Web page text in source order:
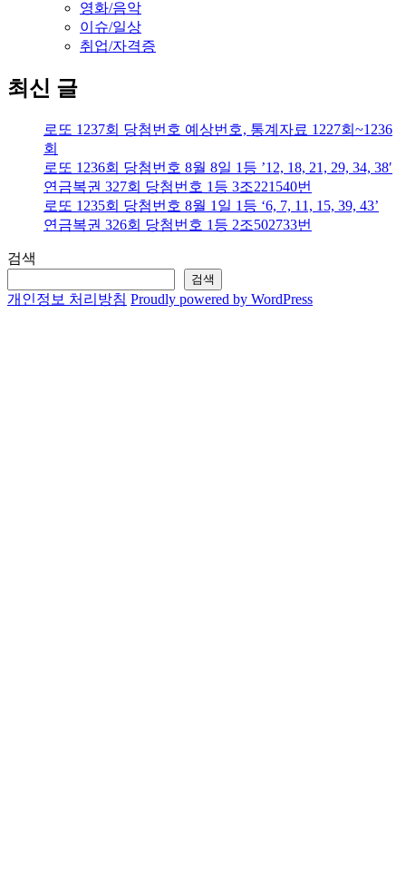
영화/음악
이슈/일상
취업/자격증
최신 글
로또 1237회 당첨번호 예상번호, 통계자료 1227회~1236
회
로또 1236회 당첨번호 8월 8일 1등 ’12, 18, 21, 29, 34, 38′
연금복권 327회 당첨번호 1등 3조221540번
로또 1235회 당첨번호 8월 1일 1등 ‘6, 7, 11, 15, 39, 43’
연금복권 326회 당첨번호 1등 2조502733번
검색
검색
개인정보 처리방침 Proudly powered by WordPress